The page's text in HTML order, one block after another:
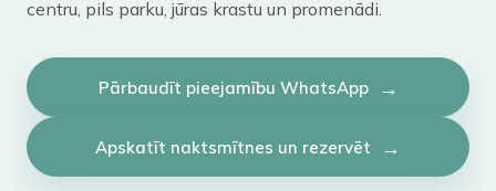
centru, pils parku, jūras krastu un promenādi.
Pārbaudīt pieejamību WhatsApp
Apskatīt naktsmītnes un rezervēt